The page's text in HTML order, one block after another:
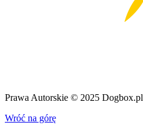
Prawa Autorskie © 2025 Dogbox.pl
Wróć na górę